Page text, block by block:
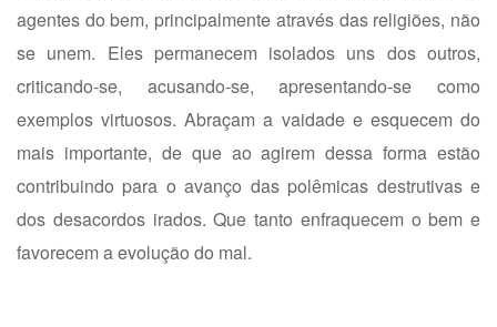
agentes do bem, principalmente através das religiões, não
se unem. Eles permanecem isolados uns dos outros,
criticando-se, acusando-se, apresentando-se como
exemplos virtuosos. Abraçam a vaidade e esquecem do
mais importante, de que ao agirem dessa forma estão
contribuindo para o avanço das polêmicas destrutivas e
dos desacordos irados. Que tanto enfraquecem o bem e
favorecem a evolução do mal.